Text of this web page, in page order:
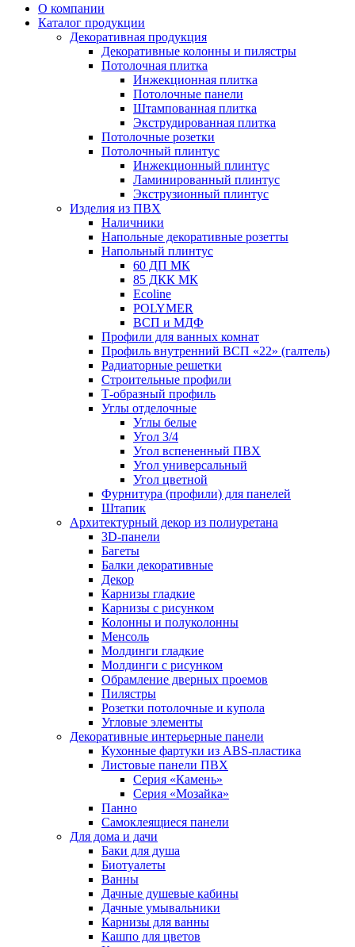
О компании
Каталог продукции
Декоративная продукция
Декоративные колонны и пилястры
Потолочная плитка
Инжекционная плитка
Потолочные панели
Штампованная плитка
Экструдированная плитка
Потолочные розетки
Потолочный плинтус
Инжекционный плинтус
Ламинированный плинтус
Экструзионный плинтус
Изделия из ПВХ
Наличники
Напольные декоративные розетты
Напольный плинтус
60 ДП МК
85 ДКК МК
Ecoline
POLYMER
ВСП и МДФ
Профили для ванных комнат
Профиль внутренний ВСП «22» (галтель)
Радиаторные решетки
Строительные профили
Т-образный профиль
Углы отделочные
Углы белые
Угол 3/4
Угол вспененный ПВХ
Угол универсальный
Угол цветной
Фурнитура (профили) для панелей
Штапик
Архитектурный декор из полиуретана
3D-панели
Багеты
Балки декоративные
Декор
Карнизы гладкие
Карнизы с рисунком
Колонны и полуколонны
Менсоль
Молдинги гладкие
Молдинги с рисунком
Обрамление дверных проемов
Пилястры
Розетки потолочные и купола
Угловые элементы
Декоративные интерьерные панели
Кухонные фартуки из ABS-пластика
Листовые панели ПВХ
Серия «Камень»
Серия «Мозайка»
Панно
Самоклеящиеся панели
Для дома и дачи
Баки для душа
Биотуалеты
Ванны
Дачные душевые кабины
Дачные умывальники
Карнизы для ванны
Кашпо для цветов